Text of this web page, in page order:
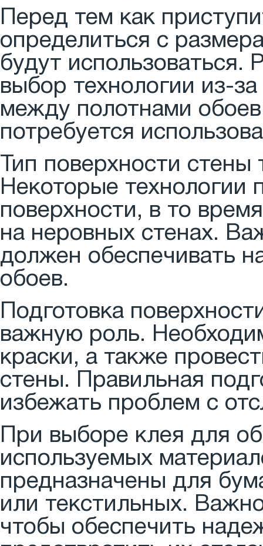
Перед тем как
определиться с
будут
выбор технологии из-
между полотнами
потребуется
Тип поверхности
Некоторые технологии
поверхности, в то
на неровных стенах.
должен обеспечивать
обоев.
Подготовка
важную роль.
краски, а также
стены. Правильная
избежать проблем с
При выборе клея для
используемых
предназначены для
или текстильных.
чтобы обеспечить